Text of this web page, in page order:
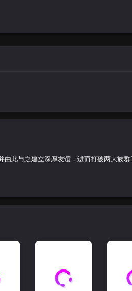
此与之建立深厚友谊，进而打破两大族群